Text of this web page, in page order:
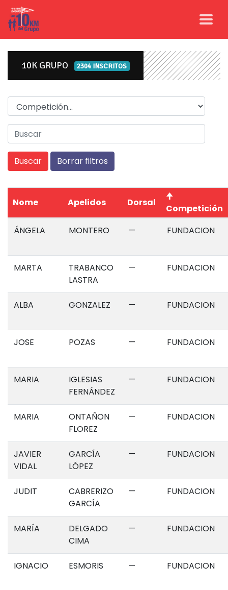
10K GRUPO 2304 INSCRITOS
Competicion
Nome Apelidos Dorsal
Competición
ÁNGELA
MONTERO — FUNDACION
MARTA
TRABANCO
LASTRA
— FUNDACION
ALBA GONZALEZ — FUNDACION
JOSE POZAS — FUNDACION
MARIA
IGLESIAS
FERNÁNDEZ
— FUNDACION
MARIA
ONTAÑON
FLOREZ
— FUNDACION
JAVIER
VIDAL
GARCÍA
LÓPEZ
— FUNDACION
JUDIT
CABRERIZO
GARCÍA
— FUNDACION
MARÍA
DELGADO
CIMA
— FUNDACION
IGNACIO ESMORIS — FUNDACION